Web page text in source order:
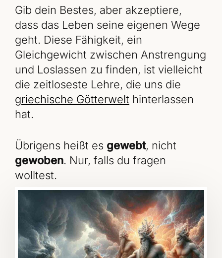
Gib dein Bestes, aber akzeptiere,
dass das Leben seine eigenen Wege
geht. Diese Fähigkeit, ein
Gleichgewicht zwischen Anstrengung
und Loslassen zu finden, ist vielleicht
die zeitloseste Lehre, die uns die
griechische Götterwelt hinterlassen
hat.
Übrigens heißt es gewebt, nicht
gewoben. Nur, falls du fragen
wolltest.